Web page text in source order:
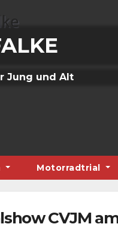
Jung und Alt
Motorradtrial
CVJM